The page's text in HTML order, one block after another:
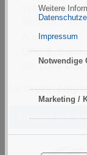
Weitere
Impressum
Notwendige
Marketing /
symbology),
A and UPC-
UPC-E, 2-
49, Data
(Artikelnr:
Produkt auf